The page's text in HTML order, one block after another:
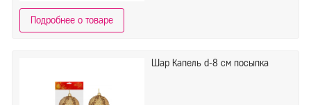
Подробнее о товаре
Шар Капель d-8 см посыпка